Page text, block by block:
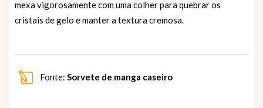
mexa vigorosamente com uma colher para quebrar os
cristais de gelo e manter a textura cremosa.
Fonte: Sorvete de manga caseiro